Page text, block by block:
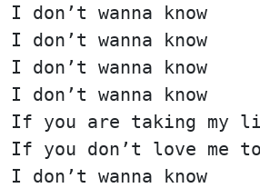
I don’t wanna know
I don’t wanna know
I don’t wanna know
I don’t wanna know
If you are taking my
If you don’t love me
I don’t wanna know